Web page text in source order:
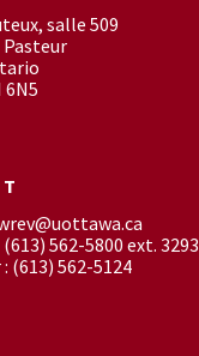
salle 509
Pasteur
6N5
562-5800 ext. 3293
(613) 562-5124